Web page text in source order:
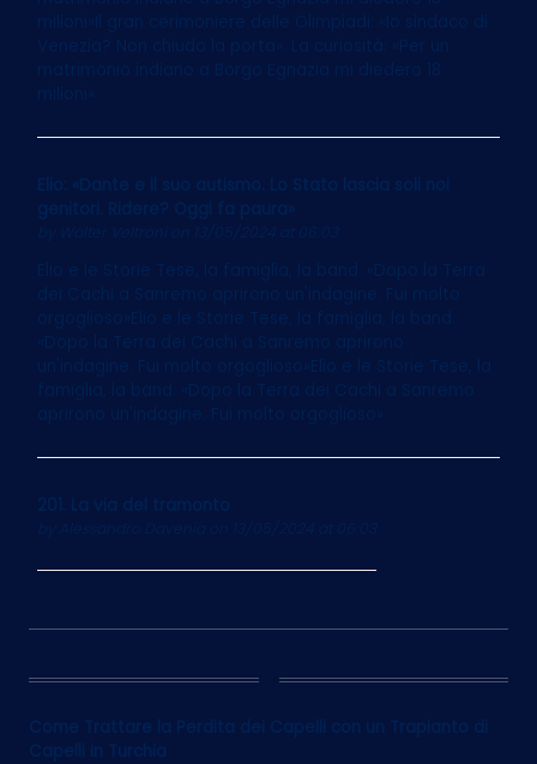
milioni»Il gran cerimoniere delle Olimpiadi: «Io sindaco di
Venezia? Non chiudo la porta». La curiosità: «Per un
matrimonio indiano a Borgo Egnazia mi diedero 18
Elio: «Dante e il suo autismo. Lo Stato lascia soli noi
genitori. Ridere? Oggi fa paura»
Walter Veltroni on 13/05/2024 at 06:03
Elio e le Storie Tese, la famiglia, la band. «Dopo la Terra
dei Cachi a Sanremo aprirono un'indagine. Fui molto
orgoglioso»Elio e le Storie Tese, la famiglia, la band.
«Dopo la Terra dei Cachi a Sanremo aprirono
un'indagine. Fui molto orgoglioso»Elio e le Storie Tese, la
famiglia, la band. «Dopo la Terra dei Cachi a Sanremo
aprirono un'indagine. Fui molto orgoglioso»
201. La via del tramonto
on 13/05/2024 at 06:03
12
Come Trattare la Perdita dei Capelli con un Trapianto di
Capelli in Turchia